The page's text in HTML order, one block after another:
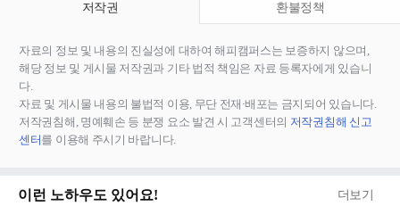
저작권 환불정책
자료의 정보 및 내용의 진실성에 대하여 해피캠퍼스는 보증하지 않으며,
해당 정보 및 게시물 저작권과 기타 법적 책임은 자료 등록자에게 있습니
다.
자료 및 게시물 내용의 불법적 이용, 무단 전재∙배포는 금지되어 있습니다.
저작권침해, 명예훼손 등 분쟁 요소 발견 시 고객센터의 저작권침해 신고
센터를 이용해 주시기 바랍니다.
이런 노하우도 있어요! 더보기